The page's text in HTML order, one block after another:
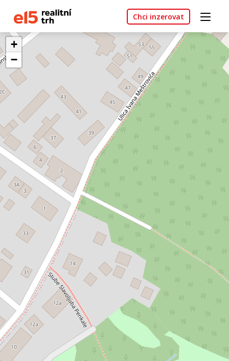
Chci inzerovat
+
−